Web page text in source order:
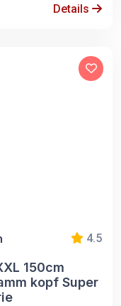
Details
4.5
150cm
kopf Super